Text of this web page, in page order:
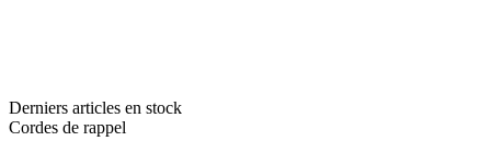
Derniers articles en stock
Cordes de rappel